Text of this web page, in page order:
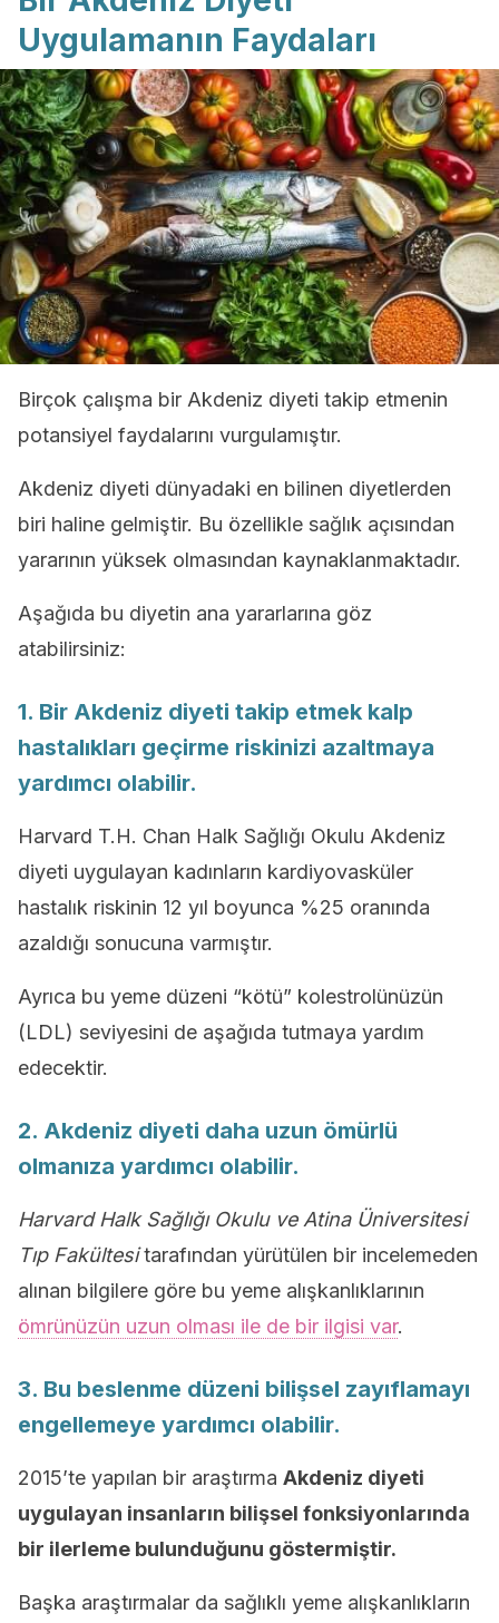
Uygulamanın Faydaları
Birçok çalışma bir Akdeniz diyeti takip etmenin
potansiyel faydalarını vurgulamıştır.
Akdeniz diyeti dünyadaki en bilinen diyetlerden
biri haline gelmiştir. Bu özellikle sağlık açısından
yararının yüksek olmasından kaynaklanmaktadır.
Aşağıda bu diyetin ana yararlarına göz
atabilirsiniz:
1. Bir Akdeniz diyeti takip etmek kalp
hastalıkları geçirme riskinizi azaltmaya
yardımcı olabilir.
Harvard T.H. Chan Halk Sağlığı Okulu Akdeniz
diyeti uygulayan kadınların kardiyovasküler
hastalık riskinin 12 yıl boyunca %25 oranında
azaldığı sonucuna varmıştır.
Ayrıca bu yeme düzeni “kötü” kolestrolünüzün
(LDL) seviyesini de aşağıda tutmaya yardım
edecektir.
2. Akdeniz diyeti daha uzun ömürlü
olmanıza yardımcı olabilir.
Harvard Halk Sağlığı Okulu ve Atina Üniversitesi
Tıp Fakültesitarafından yürütülen bir incelemeden
alınan bilgilere göre bu yeme alışkanlıklarının
ömrünüzün uzun olması ile de bir ilgisi var.
3. Bu beslenme düzeni bilişsel zayıflamayı
engellemeye yardımcı olabilir.
2015’te yapılan bir araştırma Akdeniz diyeti
uygulayan insanların bilişsel fonksiyonlarında
bir ilerleme bulunduğunu göstermiştir.
Başka araştırmalar da sağlıklı yeme alışkanlıkların